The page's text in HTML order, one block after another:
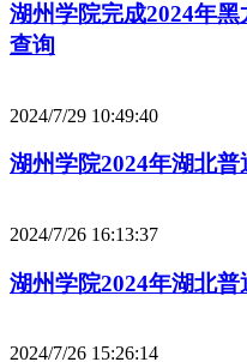
湖州学院完成2024年
查询
2024/7/29 10:49:40
湖州学院2024年湖北
2024/7/26 16:13:37
湖州学院2024年湖北
2024/7/26 15:26:14